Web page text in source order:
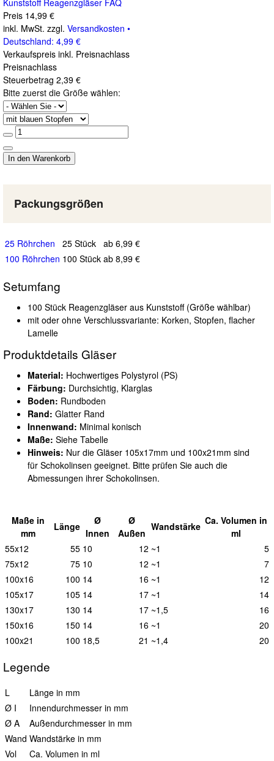
Kunststoff Reagenzgläser FAQ
Preis 14,99 €
inkl. MwSt. zzgl. Versandkosten •
Deutschland: 4,99 €
Verkaufspreis inkl. Preisnachlass
Preisnachlass
Steuerbetrag 2,39 €
Bitte zuerst die Größe wählen:
Packungsgrößen
25 Röhrchen 25 Stück ab 6,99 €
100 Röhrchen 100 Stück ab 8,99 €
Setumfang
100 Stück Reagenzgläser aus Kunststoff (Größe wählbar)
mit oder ohne Verschlussvariante: Korken, Stopfen, flacher
Lamelle
Produktdetails Gläser
Material: Hochwertiges Polystyrol (PS)
Färbung: Durchsichtig, Klarglas
Boden: Rundboden
Rand: Glatter Rand
Innenwand: Minimal konisch
Maße: Siehe Tabelle
Hinweis: Nur die Gläser 105x17mm und 100x21mm sind
für Schokolinsen geeignet. Bitte prüfen Sie auch die
Abmessungen ihrer Schokolinsen.
Maße in
mm
Länge
Ø
Innen
Ø
Außen
Wandstärke Ca. Volumen in
ml
55x12
55 10 12 ~1
5
75x12
75 10 12 ~1
7
100x16
100 14 16 ~1
12
105x17
105 14 17 ~1
14
130x17
130 14 17 ~1,5
16
150x16
150 14 16 ~1
20
100x21
100 18,5 21 ~1,4 20
Legende
L
Länge in mm
Ø I
Innendurchmesser in mm
Ø A
Außendurchmesser in mm
Wand Wandstärke in mm
Vol
Ca. Volumen in ml